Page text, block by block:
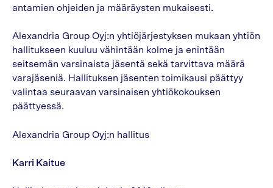
antamien ohjeiden ja määräysten mukaisesti.
Alexandria Group Oyj:n yhtiöjärjestyksen mukaan yhtiön
hallitukseen kuuluu vähintään kolme ja enintään
seitsemän varsinaista jäsentä sekä tarvittava määrä
varajäseniä. Hallituksen jäsenten toimikausi päättyy
valintaa seuraavan varsinaisen yhtiökokouksen
päättyessä.
Alexandria Group Oyj:n hallitus
Karri Kaitue